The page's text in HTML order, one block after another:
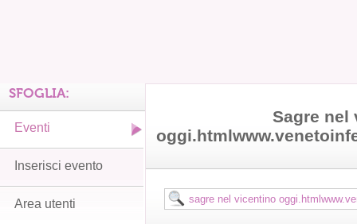
Sagre nel
SFOGLIA:
Eventi
Inserisci evento
Area utenti